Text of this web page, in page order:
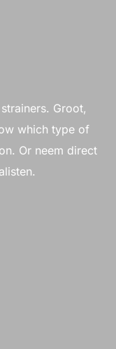
Groot,
which type of
Or neem direct